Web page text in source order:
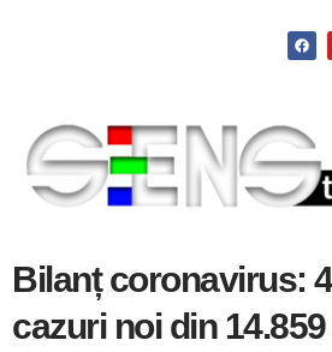
Bilanț coronavirus:
cazuri noi din